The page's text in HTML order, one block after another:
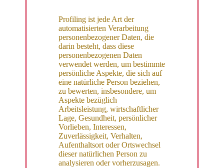
Profiling ist jede Art der
automatisierten Verarbeitung
personenbezogener Daten, die
darin besteht, dass diese
personenbezogenen Daten
verwendet werden, um bestimmte
persönliche Aspekte, die sich auf
eine natürliche Person beziehen,
zu bewerten, insbesondere, um
Aspekte bezüglich
Arbeitsleistung, wirtschaftlicher
Lage, Gesundheit, persönlicher
Vorlieben, Interessen,
Zuverlässigkeit, Verhalten,
Aufenthaltsort oder Ortswechsel
dieser natürlichen Person zu
analysieren oder vorherzusagen.